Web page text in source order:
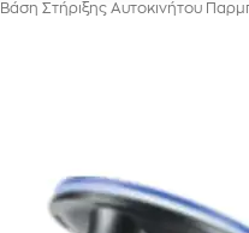
Βάση Στήριξης Αυτοκινήτου